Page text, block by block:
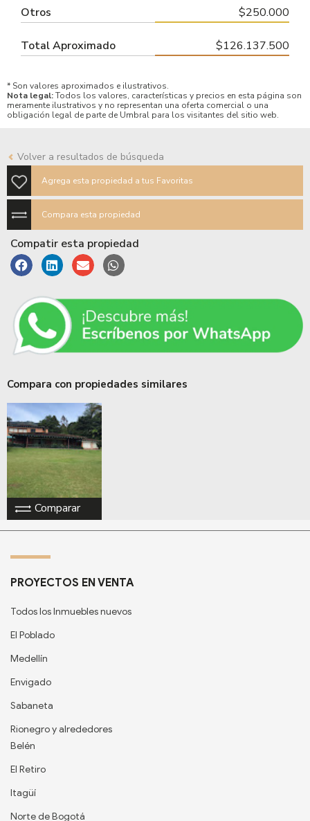
Otros $250.000
Total Aproximado $126.137.500
* Son valores aproximados e ilustrativos.
Nota legal:Todos los valores, características y precios en esta página son
meramente ilustrativos y no representan una oferta comercial o una
obligación legal de parte de Umbral para los visitantes del sitio web.
Volver a resultados de búsqueda
Agrega esta propiedad a tus Favoritas
Compara esta propiedad
Compatir esta propiedad
Compara con propiedades similares
Comparar
PROYECTOS EN VENTA
Todos los Inmuebles nuevos
El Poblado
Medellín
Envigado
Sabaneta
Rionegro y alrededores
Belén
El Retiro
Itagüí
Norte de Bogotá